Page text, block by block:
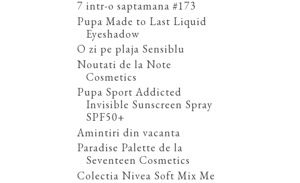
7 intr-o saptamana #173
Pupa Made to Last Liquid
Eyeshadow
O zi pe plaja Sensiblu
Noutati de la Note
Cosmetics
Pupa Sport Addicted
Invisible Sunscreen Spray
SPF50+
Amintiri din vacanta
Paradise Palette de la
Seventeen Cosmetics
Colectia Nivea Soft Mix Me